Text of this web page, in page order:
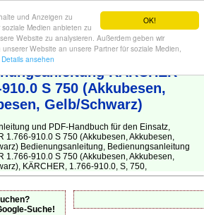
OK!
und Anzeigen zu
Medien anbieten zu
Website zu analysieren. Außerdem geben wir
Website an unsere Partner für soziale Medien,
Details ansehen
Hier finden Sie die deutsche Anleitung!
KÄRCHER
910.0 S 750 (Akkubesen,
Gelb/Schwarz)
und PDF-Handbuch für den Einsatz,
1.766-910.0 S 750 (Akkubesen, Akkubesen,
Bedienungsanleitung, Bedienungsanleitung
1.766-910.0 S 750 (Akkubesen, Akkubesen,
KÄRCHER, 1.766-910.0, S, 750,
Suche!